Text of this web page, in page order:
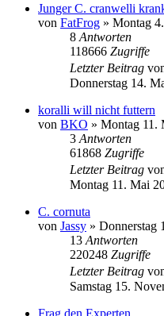
Junger C. cranwelli
von FatFrog » Montag
8 Antworten
118666 Zugriffe
Letzter Beitrag
Donnerstag 14.
koralli will nicht futtern
von BKO » Montag 11.
3 Antworten
61868 Zugriffe
Letzter Beitrag
Montag 11. Mai
C. cornuta
von Jassy » Donnerstag
13 Antworten
220248 Zugriffe
Letzter Beitrag
Samstag 15.
Frag den Experten